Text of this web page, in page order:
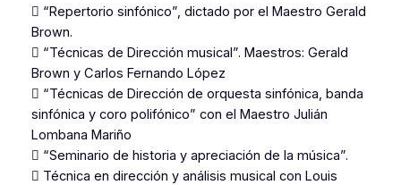
 “Repertorio sinfónico”, dictado por el Maestro Gerald
Brown.
 “Técnicas de Dirección musical”. Maestros: Gerald
Brown y Carlos Fernando López
 “Técnicas de Dirección de orquesta sinfónica, banda
sinfónica y coro polifónico” con el Maestro Julián
Lombana Mariño
 “Seminario de historia y apreciación de la música”.
 Técnica en dirección y análisis musical con Louis